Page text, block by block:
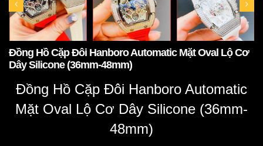
Đồng Hồ Cặp Đôi Hanboro Automatic Mặt Oval Lộ Cơ
Dây Silicone (36mm-48mm)
Đồng Hồ Cặp Đôi Hanboro Automatic
Mặt Oval Lộ Cơ Dây Silicone (36mm-
48mm)